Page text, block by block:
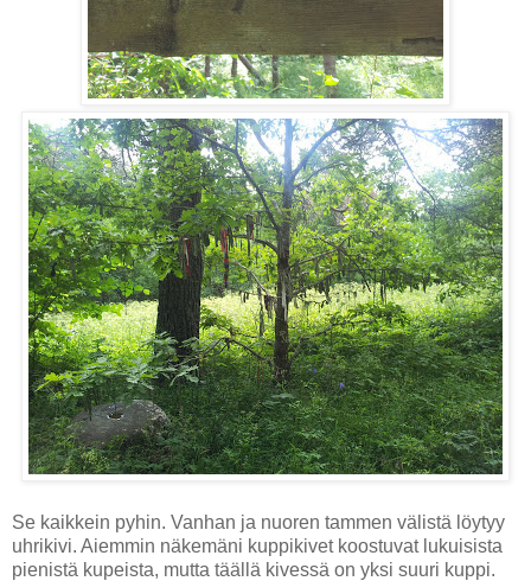
Se kaikkein pyhin. Vanhan ja nuoren tammen välistä löytyy
uhrikivi. Aiemmin näkemäni kuppikivet koostuvat lukuisista
pienistä kupeista, mutta täällä kivessä on yksi suuri kuppi.